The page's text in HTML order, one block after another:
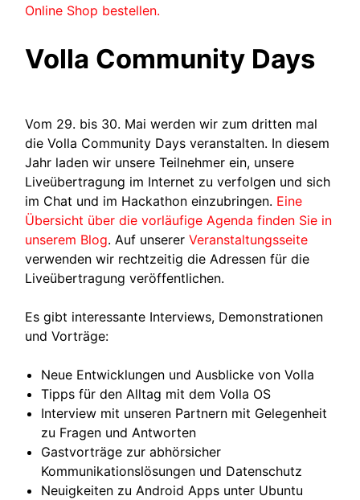
Online Shop bestellen.
Volla Community Days
Vom 29. bis 30. Mai werden wir zum dritten mal
die Volla Community Days veranstalten. In diesem
Jahr laden wir unsere Teilnehmer ein, unsere
Liveübertragung im Internet zu verfolgen und sich
im Chat und im Hackathon einzubringen. Eine
Übersicht über die vorläufige Agenda finden Sie in
unserem Blog. Auf unsererVeranstaltungsseite
verwenden wir rechtzeitig die Adressen für die
Liveübertragung veröffentlichen.
Es gibt interessante Interviews, Demonstrationen
und Vorträge:
Neue Entwicklungen und Ausblicke von Volla
Tipps für den Alltag mit dem Volla OS
Interview mit unseren Partnern mit Gelegenheit
zu Fragen und Antworten
Gastvorträge zur abhörsicher
Kommunikationslösungen und Datenschutz
Neuigkeiten zu Android Apps unter Ubuntu